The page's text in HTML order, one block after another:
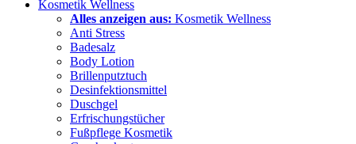
Kosmetik Wellness
Alles anzeigen aus: Kosmetik Wellness
Anti Stress
Badesalz
Body Lotion
Brillenputztuch
Desinfektionsmittel
Duschgel
Erfrischungstücher
Fußpflege Kosmetik